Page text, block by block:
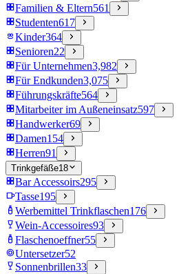
Familien & Eltern561
Studenten617
Kinder364
Senioren22
Für Unternehmen3,982
Für Endkunden3,075
Führungskräfte564
Mitarbeiter im Außeneinsatz597
Handwerker69
Damen154
Herren91
Trinkgefäße18
Bar Accessoirs295
Tasse195
Werbemittel Trinkflaschen176
Wein-Accessoires93
Flaschenoeffner55
Untersetzer52
Sonnenbrillen33